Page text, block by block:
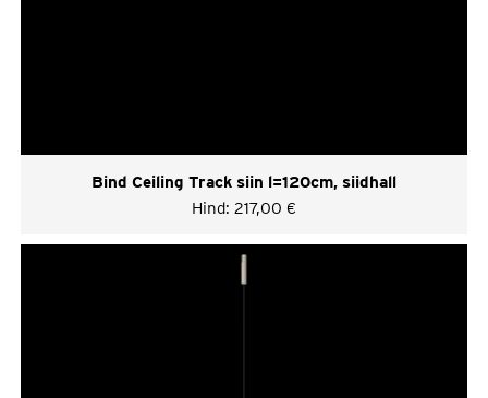
Bind Ceiling Track siin l=120cm, siidhall
Hind: 217,00 €